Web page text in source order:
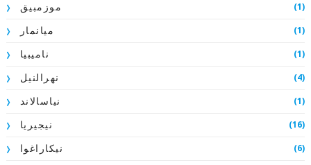
موزمبيق (1)
ميانمار (1)
ناميبيا (1)
نهرالنيل (4)
نياسالاند (1)
نيجيريا (16)
نيكاراغوا (6)